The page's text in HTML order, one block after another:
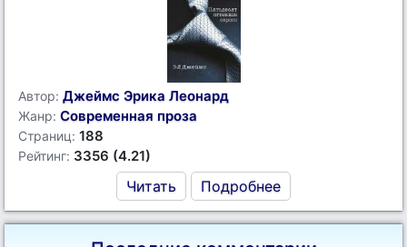
Автор: Джеймс Эрика Леонард
Жанр: Современная проза
Страниц: 188
Рейтинг: 3356 (4.21)
Читать Подробнее